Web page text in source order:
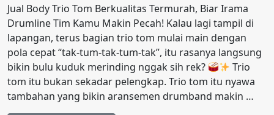
Jual Body Trio Tom Berkualitas Termurah, Biar Irama
Drumline Tim Kamu Makin Pecah! Kalau lagi tampil di
lapangan, terus bagian trio tom mulai main dengan
pola cepat “tak-tum-tak-tum-tak”, itu rasanya langsung
bikin bulu kuduk merinding nggak sih rek?
Trio
tom itu bukan sekadar pelengkap. Trio tom itu nyawa
tambahan yang bikin aransemen drumband makin …